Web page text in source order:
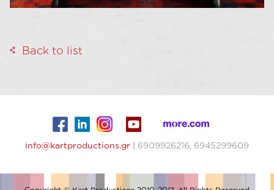
Back to list
info@kartproductions.gr 6909926216, 6945299609